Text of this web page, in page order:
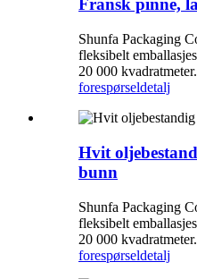
Fransk pinne,
Shunfa Packaging
fleksibelt
20 000
forespørseldetalj
Hvit
bunn
Shunfa Packaging
fleksibelt
20 000
forespørseldetalj